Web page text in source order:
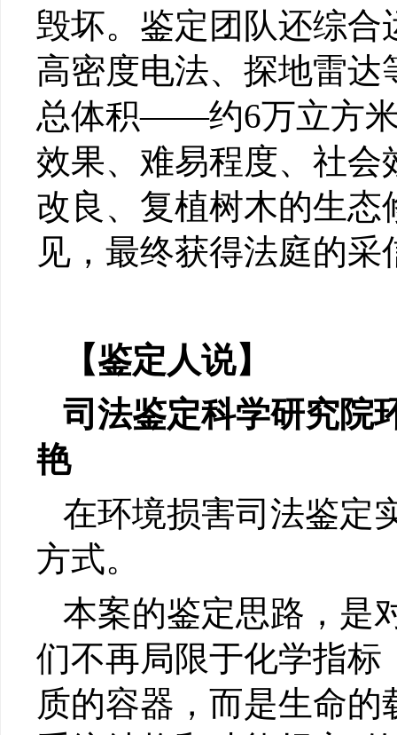
毁坏。鉴定团队还综
高密度电法、探地雷
总体积——约6万立方米
效果、难易程度、社
改良、复植树木的生
见，最终获得法庭的采
【鉴定人说】
司法鉴定科学研究院
艳
在环境损害司法鉴定
方式。
本案的鉴定思路，是
们不再局限于化学指
质的容器，而是生命